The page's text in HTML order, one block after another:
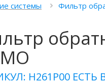
системы Фильтр
Н261Р00 ЕСТЬ